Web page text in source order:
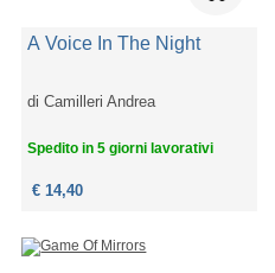
A Voice In The Night
diCamilleri Andrea
Spedito in 5 giorni lavorativi
€ 14,40